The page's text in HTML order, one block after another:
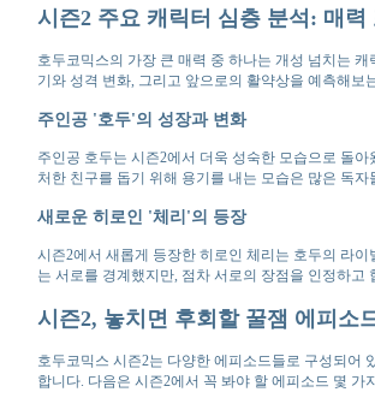
시즌2 주요 캐릭터 심층 분석: 매력
호두코믹스의 가장 큰 매력 중 하나는 개성 넘치는
기와 성격 변화, 그리고 앞으로의 활약상을 예측해
주인공 '호두'의 성장과 변화
주인공 호두는 시즌2에서 더욱 성숙한 모습으로 돌
처한 친구를 돕기 위해 용기를 내는 모습은 많은 독
새로운 히로인 '체리'의 등장
시즌2에서 새롭게 등장한 히로인 체리는 호두의 라
는 서로를 경계했지만, 점차 서로의 장점을 인정하
시즌2, 놓치면 후회할 꿀잼 에피소
호두코믹스 시즌2는 다양한 에피소드들로 구성되어
합니다. 다음은 시즌2에서 꼭 봐야 할 에피소드 몇 가